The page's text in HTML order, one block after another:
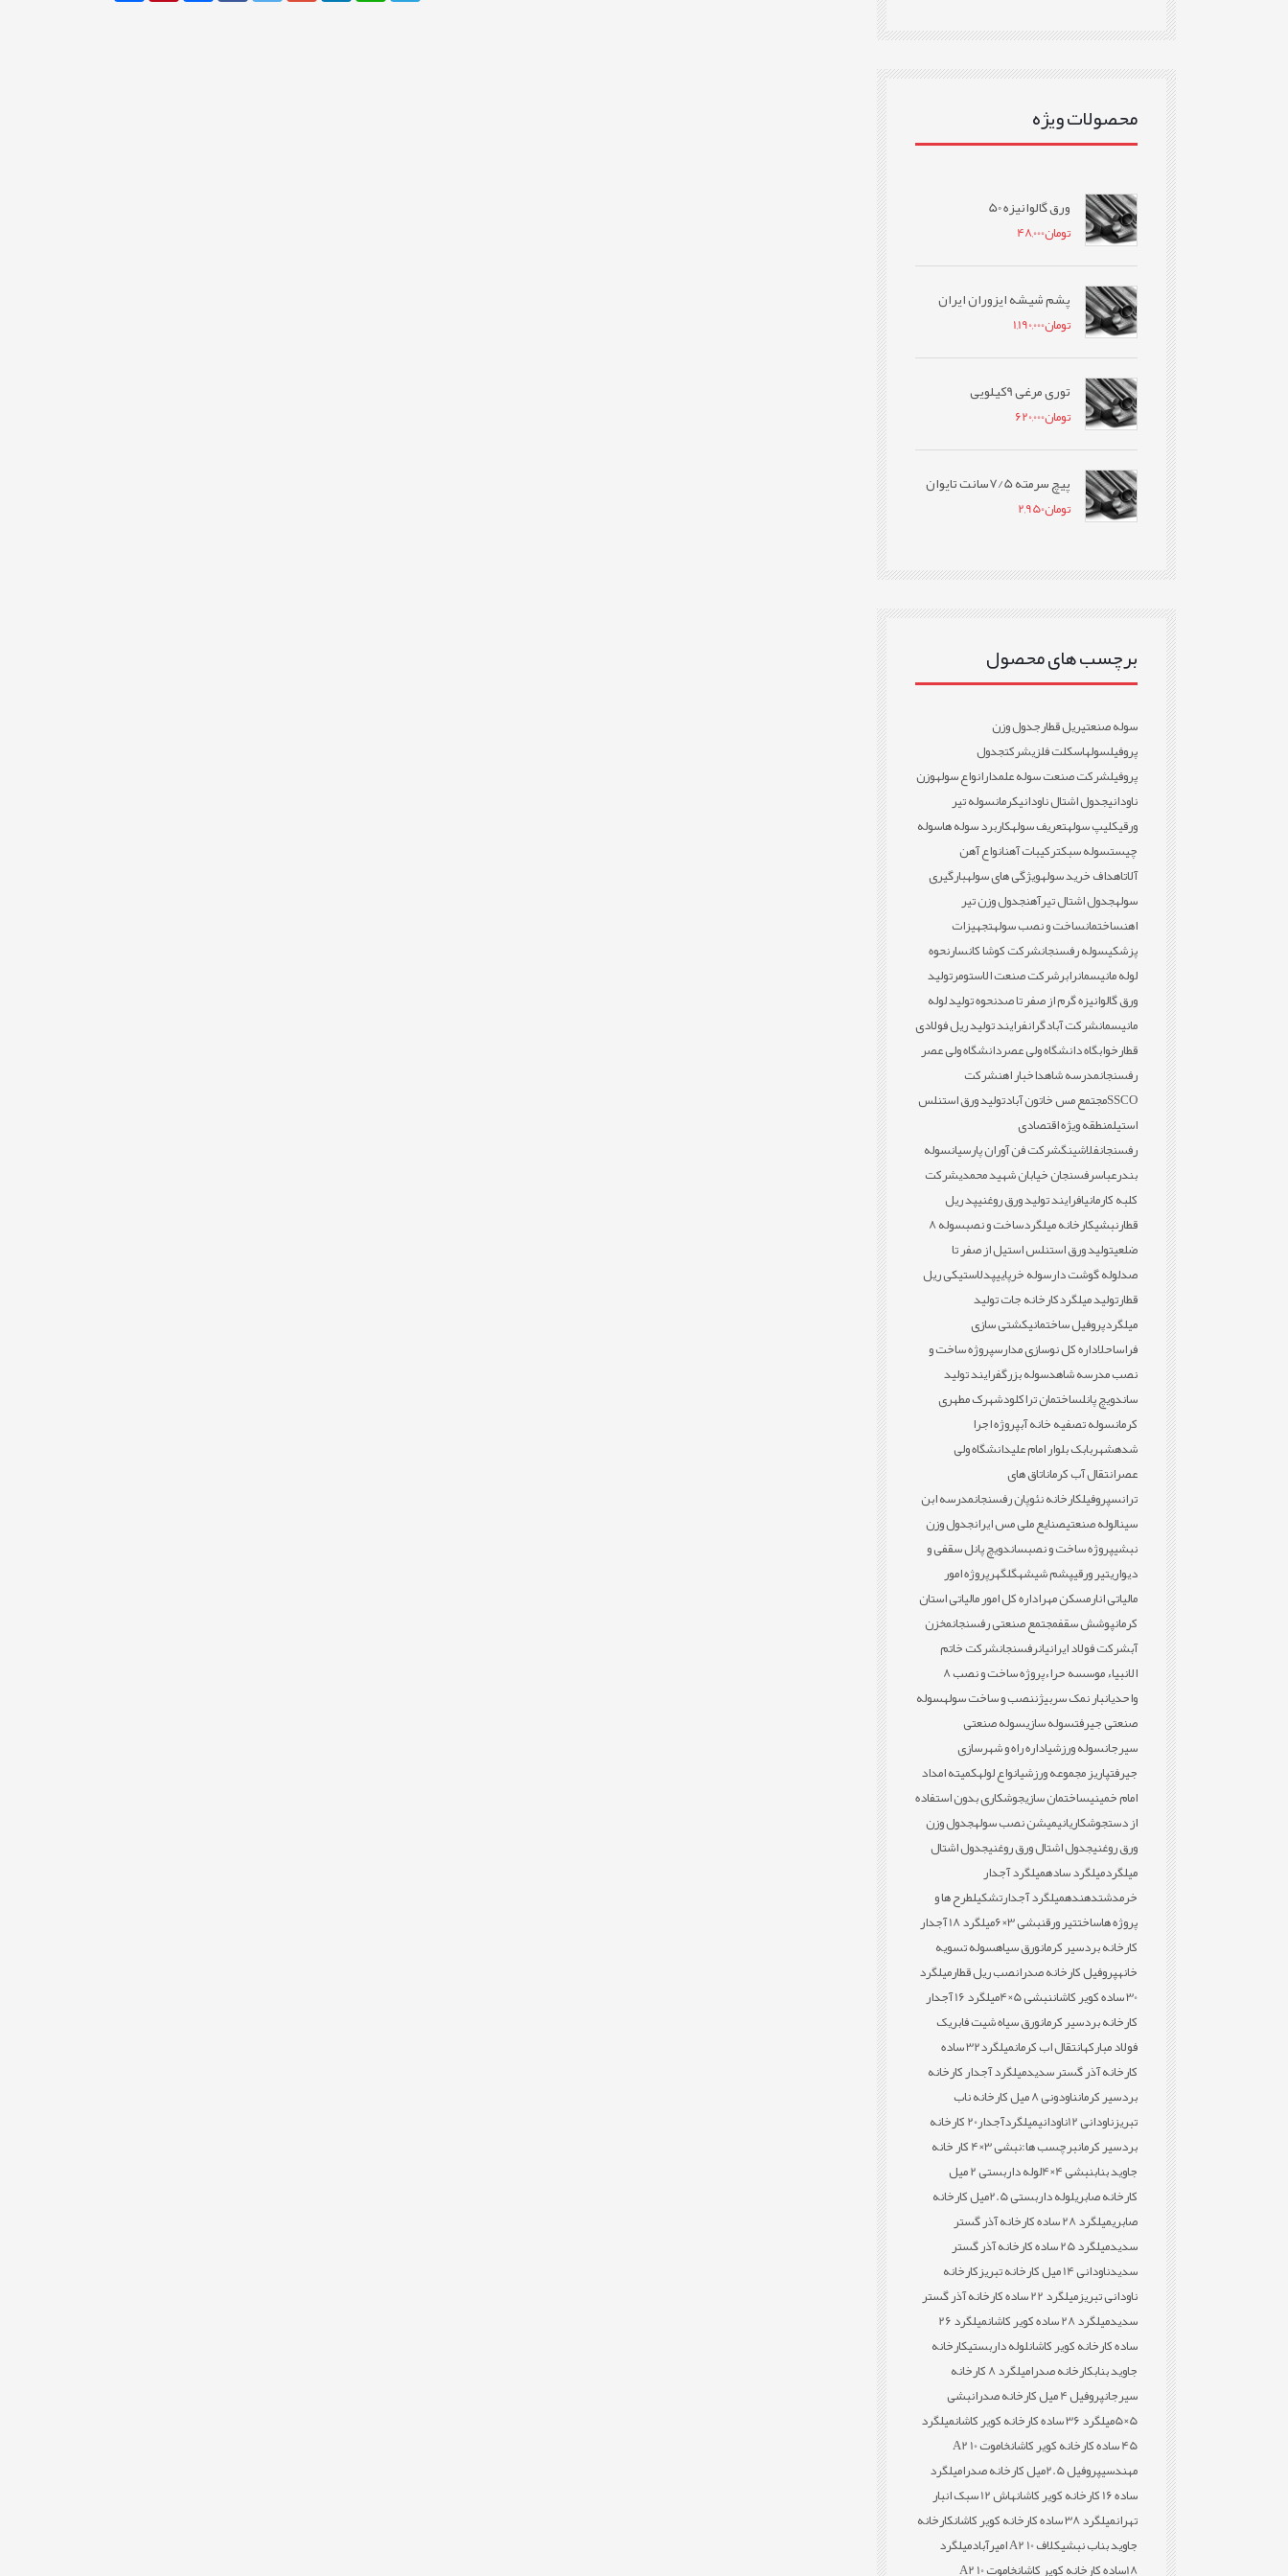
محصولات ویژه
ورق گالوانیزه 50
تومان48,000
پشم شیشه ایزوران ایران
تومان1,190,000
توری مرغی 9کیلویی
تومان620,000
پیچ سرمته 7/5سانت تایوان
تومان2,950
برچسب های محصول
سوله صنعتیریل قطارجدول وزن
پروفیلسولهاسکلت فلزیشرکتجدول
پروفیلشرکت صنعت سوله علمدارانواع سولهوزن
ناودانیجدول اشتال ناودانیکرمانسوله تیر
ورقیکلیپ سولهتعریف سولهکاربرد سوله هاسوله
چیستسوله سبکترکیبات آهنانواع آهن
آلاتاهداف خرید سولهویژگی های سولهبارگیری
سولهجدول اشتال تیرآهنجدول وزن تیر
اهنساختمانساخت و نصب سولهتجهیزات
پزشکیسوله رفسنجانشرکت کوشا کانسارنحوه
لوله مانیسمانرابرشرکت صنعت الاستومرتولید
ورق گالوانیزه گرم از صفر تا صدنحوه تولید لوله
مانیسمانشرکت آبادگرانفرایند تولید ریل فولادی
قطارخوابگاه دانشگاه ولی عصردانشگاه ولی عصر
رفسنجانمدرسه شاهداخبار اهنشرکت
SSCOمجتمع مس خاتون آبادتولید ورق استنلس
استیلمنطقه ویژه اقتصادی
رفسنجانفلاشینگشرکت فن آوران پارسیانسوله
بندرعباسرفسنجان خیابان شهید محمدیشرکت
کلبه کارمانیافرایند تولید ورق روغنیپد ریل
قطارنبشیکارخانه میلگردساخت و نصب
سوله 8
ضلعیتولید ورق استنلس استیل از صفر تا
صدلوله گوشت دارسوله خرپاییپدلاستیکی ریل
قطارتولید میلگردکارخانه جات تولید
میلگردپروفیل ساختمانیکشتی سازی
فراساحلاداره کل نوسازی مدارسپروژه ساخت و
نصب مدرسه شاهدسوله بزرگفرایند تولید
ساندویچ پانلساختمان تراکلودشهرک مطهری
کرمانسوله تصفیه خانه آبپروژه اجرا
شدهشهربابک بلوار امام علیدانشگاه ولی
عصرانتقال آب کرماناتاق های
ترانسپروفیلکارخانه نئوپان رفسنجانمدرسه ابن
سینالوله صنعتیصنایع ملی مس ایرانجدول وزن
نبشیپروژه ساخت و نصبساندویچ پانل سقفی و
دیواریتیر ورقیپشم شیشهگلگهرپروژه امور
مالیاتی انارمسکن مهراداره کل امور مالیاتی استان
کرمانپوشش سقفمجتمع صنعتی رفسنجانمخزن
آبشرکت فولاد ایرانیانرفسنجانشرکت خاتم
الانبیاء موسسه حراء
پروژه ساخت و نصب 8
واحدیانبار نمک سربیژننصب و ساخت سولهسوله
صنعتی جیرفتسوله سازیسوله صنعتی
سیرجانسوله ورزشیاداره راه و شهرسازی
جیرفتپاریز مجموعه ورزشیانواع لولهکمیته امداد
امام خمینیساختمان سازیجوشکاری بدون استفاده
از دستجوشکاریانیمیشن نصب سولهجدول وزن
ورق روغنیجدول اشتال ورق روغنیجدول اشتال
میلگردمیلگرد سادهمیلگرد آجدار
خرمدشتدهندهمیلگرد آجدارتشکیلطرح ها و
پروژه هاساختتیر ورقنبشی 3×6
میلگرد 18 آجدار
کارخانه بردسیر کرمانورق سیاهسوله تسویه
خانهپروفیل کارخانه صدرانصب ریل قطارمیلگرد
30 ساده کویر کاشان
نبشی 5×4
میلگرد 16 آجدار
کارخانه بردسیر کرمانورق سیاه شیت فابریک
فولاد مبارکهانتقال اب کرمان
میلگرد32 ساده
کارخانه آذر گستر سدیدمیلگرد آجدار کارخانه
بردسیر کرمان
ناودونی 8 میل کارخانه ناب
تبریزناودانی 12 ناودانی
میلگردآجدار20 کارخانه
بردسیر کرمانبرچسب ها:
نبشی 3×4 کار خانه
جاوید بنابنبشی 4×4
لوله داربستی 2 میل
کارخانه صابری
لوله داربستی 2.5میل کارخانه
صابری
میلگرد 28 ساده کارخانه آذر گستر
سدید
میلگرد 25 ساده کارخانه آذر گستر
سدیدناودانی 14 میل کارخانه تبریز
کارخانه
ناودانی تبریز
میلگرد 22 ساده کارخانه آذر گستر
سدیدمیلگرد 28 ساده کویر کاشان
میلگرد 26
ساده کارخانه کویر کاشانلوله داربستیکارخانه
جاوید بنابکارخانه صدرا
میلگرد 8 کارخانه
سیرجانپروفیل 4 میل کارخانه صدرا
نبشی
5×5
میلگرد 36 ساده کارخانه کویر کاشان
میلگرد
45 ساده کارخانه کویر کاشان
خاموت 10 A2
مهندسیپروفیل 2.5میل کارخانه صدرا
میلگرد
ساده 16 کارخانه کویر کاشان
هاش 12 سبک انبار
تهرانمیلگرد 38 ساده کارخانه کویر کاشان
کارخانه
جاوید بناب نبشیکلاف 10 A2 امیرآباد
میلگرد
18ساده کارخانه کویر کاشان
خاموت 10 A2